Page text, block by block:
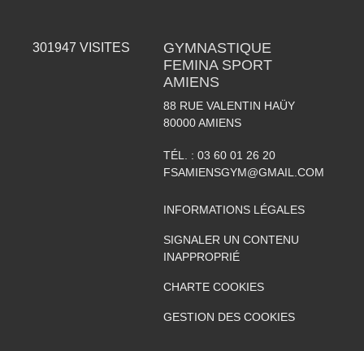
301947 VISITES
GYMNASTIQUE
FEMINA SPORT
AMIENS
88 RUE VALENTIN HAÜY
80000 AMIENS
TÉL. : 03 60 01 26 20
FSAMIENSGYM@GMAIL.COM
INFORMATIONS LÉGALES
SIGNALER UN CONTENU
INAPPROPRIÉ
CHARTE COOKIES
GESTION DES COOKIES